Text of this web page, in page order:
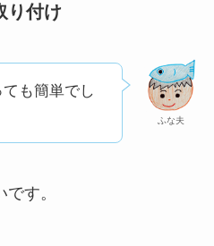
り付け
ふな夫
も簡単でし
す。